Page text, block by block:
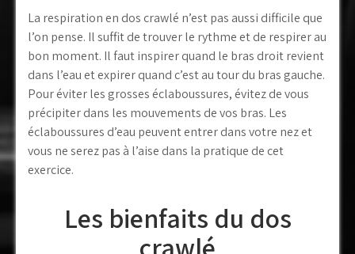
La respiration en dos crawlé n’est pas aussi difficile que
l’on pense. Il suffit de trouver le rythme et de respirer au
bon moment. Il faut inspirer quand le bras droit revient
dans l’eau et expirer quand c’est au tour du bras gauche.
Pour éviter les grosses éclaboussures, évitez de vous
précipiter dans les mouvements de vos bras. Les
éclaboussures d’eau peuvent entrer dans votre nez et
vous ne serez pas à l’aise dans la pratique de cet
exercice.
Les bienfaits du dos